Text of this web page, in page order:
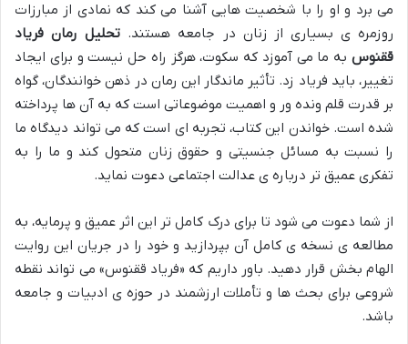
می برد و او را با شخصیت هایی آشنا می کند که نمادی از مبارزات
روزمره ی بسیاری از زنان در جامعه هستند. تحلیل رمان فریاد
ققنوس به ما می آموزد که سکوت، هرگز راه حل نیست و برای ایجاد
تغییر، باید فریاد زد. تأثیر ماندگار این رمان در ذهن خوانندگان، گواه
بر قدرت قلم ونده ور و اهمیت موضوعاتی است که به آن ها پرداخته
شده است. خواندن این کتاب، تجربه ای است که می تواند دیدگاه ما
را نسبت به مسائل جنسیتی و حقوق زنان متحول کند و ما را به
تفکری عمیق تر درباره ی عدالت اجتماعی دعوت نماید.
از شما دعوت می شود تا برای درک کامل تر این اثر عمیق و پرمایه، به
مطالعه ی نسخه ی کامل آن بپردازید و خود را در جریان این روایت
الهام بخش قرار دهید. باور داریم که «فریاد ققنوس» می تواند نقطه
شروعی برای بحث ها و تأملات ارزشمند در حوزه ی ادبیات و جامعه
باشد.